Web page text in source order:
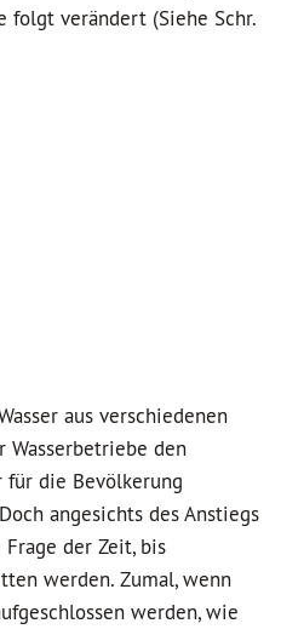
folgt verändert (Siehe Schr.
aus verschiedenen
den
für die Bevölkerung
angesichts des Anstiegs
der Zeit, bis
werden. Zumal, wenn
werden, wie